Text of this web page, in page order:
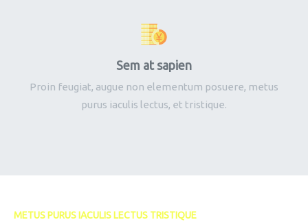
Sem at sapien
Proin feugiat, augue non elementum posuere, metus
purus iaculis lectus, et tristique.
METUS PURUS IACULIS LECTUS TRISTIQUE